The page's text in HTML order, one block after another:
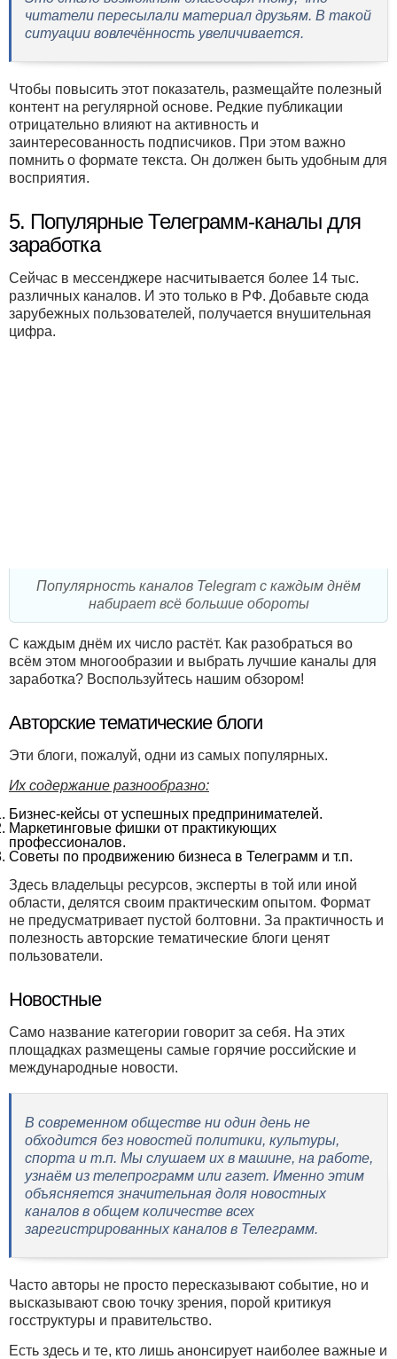
читатели пересылали материал друзьям. В такой
ситуации вовлечённость увеличивается.
Чтобы повысить этот показатель, размещайте полезный
контент на регулярной основе. Редкие публикации
отрицательно влияют на активность и
заинтересованность подписчиков. При этом важно
помнить о формате текста. Он должен быть удобным для
восприятия.
5. Популярные Телеграмм-каналы для
заработка
Сейчас в мессенджере насчитывается более 14 тыс.
различных каналов. И это только в РФ. Добавьте сюда
зарубежных пользователей, получается внушительная
цифра.
Популярность каналов Telegram с каждым днём
набирает всё большие обороты
С каждым днём их число растёт. Как разобраться во
всём этом многообразии и выбрать лучшие каналы для
заработка? Воспользуйтесь нашим обзором!
Авторские тематические блоги
Эти блоги, пожалуй, одни из самых популярных.
Их содержание разнообразно:
Бизнес-кейсы от успешных предпринимателей.
Маркетинговые фишки от практикующих
профессионалов.
Советы по продвижению бизнеса в Телеграмм и т.п.
Здесь владельцы ресурсов, эксперты в той или иной
области, делятся своим практическим опытом. Формат
не предусматривает пустой болтовни. За практичность и
полезность авторские тематические блоги ценят
пользователи.
Новостные
Само название категории говорит за себя. На этих
площадках размещены самые горячие российские и
международные новости.
В современном обществе ни один день не
обходится без новостей политики, культуры,
спорта и т.п. Мы слушаем их в машине, на работе,
узнаём из телепрограмм или газет. Именно этим
объясняется значительная доля новостных
каналов в общем количестве всех
зарегистрированных каналов в Телеграмм.
Часто авторы не просто пересказывают событие, но и
высказывают свою точку зрения, порой критикуя
госструктуры и правительство.
Есть здесь и те, кто лишь анонсирует наиболее важные и